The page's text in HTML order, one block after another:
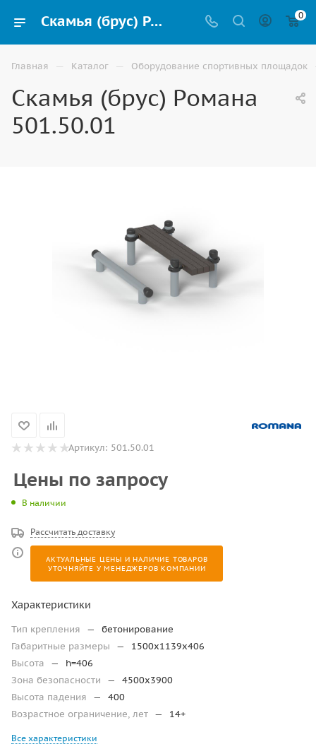
Скамья (брус) Романа 501.50.01 для Воркаут площадки купить в Волгограде 0
Главная — Каталог — Оборудование спортивных площадок
Скамья (брус) Романа
501.50.01
Артикул: 501.50.01
Цены по запросу
В наличии
Рассчитать доставку
АКТУАЛЬНЫЕ ЦЕНЫ И НАЛИЧИЕ ТОВАРОВ
УТОЧНЯЙТЕ У МЕНЕДЖЕРОВ КОМПАНИИ
Характеристики
Тип крепления —
бетонирование
Габаритные размеры
—
1500х1139х406
Высота
—
h=406
Зона безопасности
—
4500х3900
Высота падения
—
400
Возрастное ограничение, лет — 14+
Все характеристики